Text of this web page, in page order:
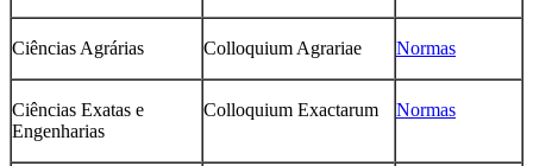
Ciências Agrárias Colloquium Agrariae Normas
Ciências Exatas e
Engenharias
Colloquium Exactarum Normas